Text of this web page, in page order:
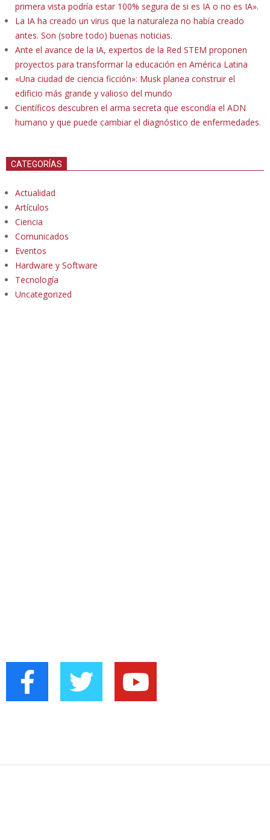
primera vista podría estar 100% segura de si es IA o no es IA».
La IA ha creado un virus que la naturaleza no había creado
antes. Son (sobre todo) buenas noticias.
Ante el avance de la IA, expertos de la Red STEM proponen
proyectos para transformar la educación en América Latina
«Una ciudad de ciencia ficción»: Musk planea construir el
edificio más grande y valioso del mundo
Científicos descubren el arma secreta que escondía el ADN
humano y que puede cambiar el diagnóstico de enfermedades.
CATEGORÍAS
Actualidad
Artículos
Ciencia
Comunicados
Eventos
Hardware y Software
Tecnología
Uncategorized